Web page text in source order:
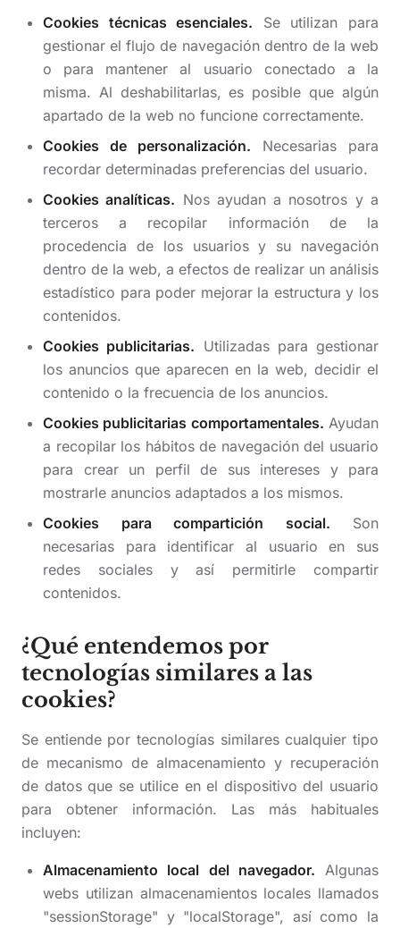
Cookies técnicas esenciales. Se utilizan para
gestionar el flujo de navegación dentro de la web
o para mantener al usuario conectado a la
misma. Al deshabilitarlas, es posible que algún
apartado de la web no funcione correctamente.
Cookies de personalización. Necesarias para
recordar determinadas preferencias del usuario.
Cookies analíticas. Nos ayudan a nosotros y a
terceros a recopilar información de la
procedencia de los usuarios y su navegación
dentro de la web, a efectos de realizar un análisis
estadístico para poder mejorar la estructura y los
contenidos.
Cookies publicitarias. Utilizadas para gestionar
los anuncios que aparecen en la web, decidir el
contenido o la frecuencia de los anuncios.
Cookies publicitarias comportamentales. Ayudan
a recopilar los hábitos de navegación del usuario
para crear un perfil de sus intereses y para
mostrarle anuncios adaptados a los mismos.
Cookies para compartición social. Son
necesarias para identificar al usuario en sus
redes sociales y así permitirle compartir
contenidos.
¿Qué entendemos por
tecnologías similares a las
cookies?
Se entiende por tecnologías similares cualquier tipo
de mecanismo de almacenamiento y recuperación
de datos que se utilice en el dispositivo del usuario
para obtener información. Las más habituales
incluyen:
Almacenamiento local del navegador. Algunas
webs utilizan almacenamientos locales llamados
"sessionStorage" y "localStorage", así como la